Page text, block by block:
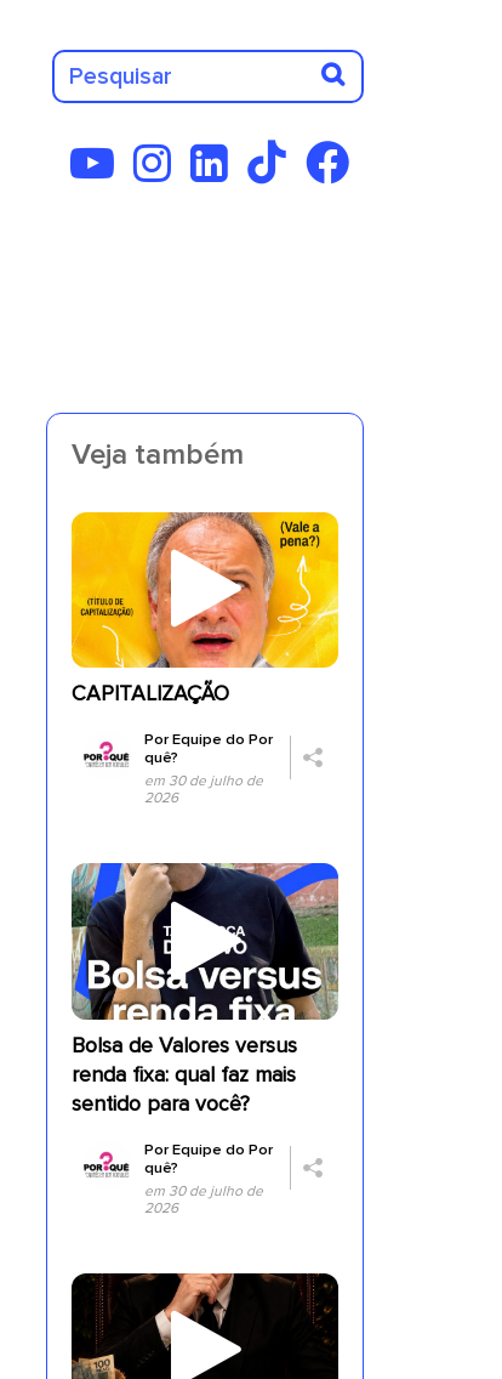
Veja também
CAPITALIZAÇÃO
PorEquipe do Por
quê?
em 30 de julho de
2026
Bolsa de Valores versus
renda fixa: qual faz mais
sentido para você?
PorEquipe do Por
quê?
em 30 de julho de
2026